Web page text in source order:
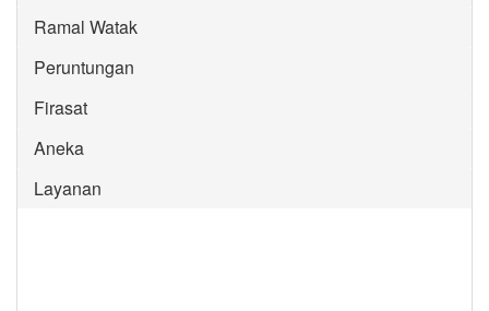
Ramal Watak
Peruntungan
Firasat
Aneka
Layanan